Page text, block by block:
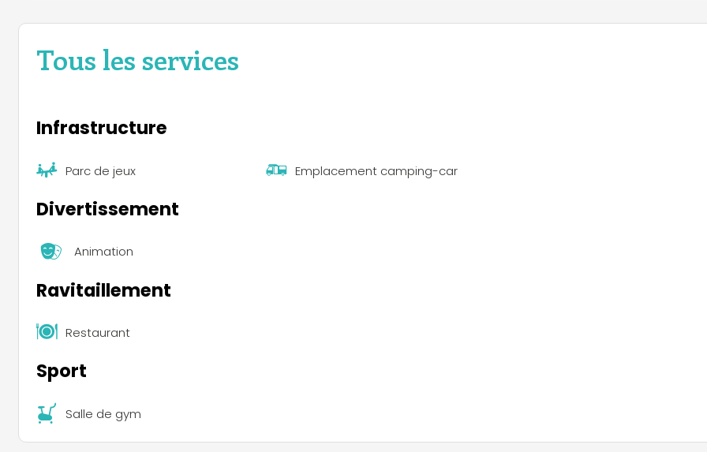
Tous les services
Infrastructure
Parc de jeux Emplacement camping-car
Divertissement
Animation
Ravitaillement
Restaurant
Sport
Salle de gym